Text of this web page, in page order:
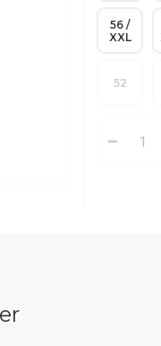
56 /
XXL
52